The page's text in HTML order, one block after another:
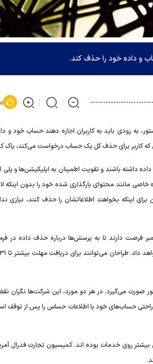
و داده خود را حذف کند.
به زودی باید به کاربران اجازه دهند حساب خود و
که کاربر برای حذف کل یک حساب درخواست می‌کند، پاک
داشته باشند و تقویت اطمینان به اپلیکیشن‌ها و پلی
مانند محتوای بارگذاری شده خود را بدون اینکه
اینکه بخواهند اطلاعاتشان را حذف کنند، نیازی
فرصت دارند تا به پرسش‌ها درباره حذف داده در
صورت می‌گیرد. در هر دو مورد، این شرکت‌ها نگران
حساب‌های خود یا اطلاعات حساس را پس از توقف
روی خدمات بوده اند. کمیسیون تجارت فدرال